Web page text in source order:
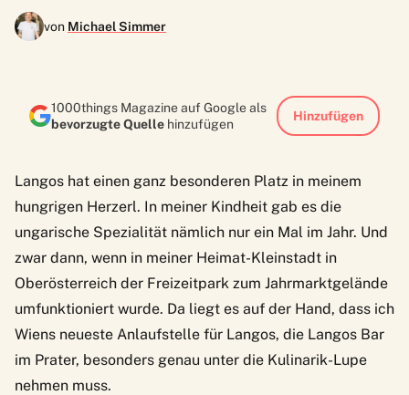
von Michael Simmer
1000things Magazine auf Google als
bevorzugte Quelle hinzufügen
Hinzufügen
Langos hat einen ganz besonderen Platz in meinem
hungrigen Herzerl. In meiner Kindheit gab es die
ungarische Spezialität nämlich nur ein Mal im Jahr. Und
zwar dann, wenn in meiner Heimat-Kleinstadt in
Oberösterreich der Freizeitpark zum Jahrmarktgelände
umfunktioniert wurde. Da liegt es auf der Hand, dass ich
Wiens neueste Anlaufstelle für Langos, die Langos Bar
im Prater, besonders genau unter die Kulinarik-Lupe
nehmen muss.